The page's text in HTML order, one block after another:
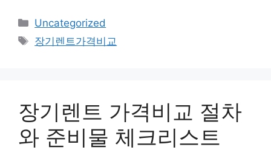
Categories
Uncategorized
Tags
장기렌트가격비교
장기렌트 가격비교 절차
와 준비물 체크리스트